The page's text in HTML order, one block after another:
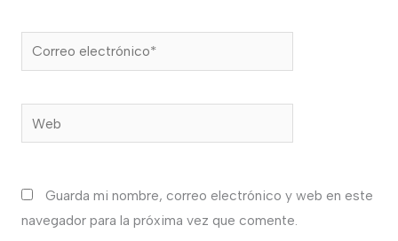
Correo
electrónico*
Web
Guarda mi nombre, correo electrónico y web en este
navegador para la próxima vez que comente.